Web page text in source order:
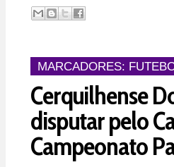
MARCADORES:
Cerquilhense
disputar pelo
Campeonato